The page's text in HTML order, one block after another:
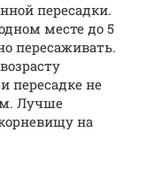
пересадки.
месте до 5
пересаживать.
пересадке не
Лучше
на